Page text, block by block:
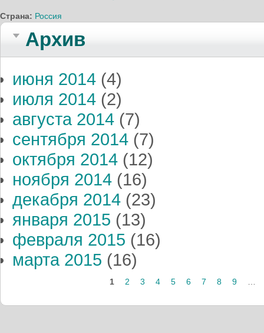
Страна: Россия
Архив
июня 2014 (4)
июля 2014 (2)
августа 2014 (7)
сентября 2014 (7)
октября 2014 (12)
ноября 2014 (16)
декабря 2014 (23)
января 2015 (13)
февраля 2015 (16)
марта 2015 (16)
1 2 3 4 5 6 7 8 9